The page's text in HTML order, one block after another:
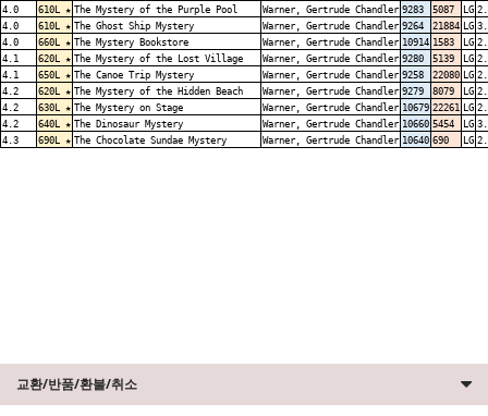
4.0
610L ★ The Mystery of the Purple Pool Warner, Gertrude Chandler 9283 5087 LG
4.0
610L ★ The Ghost Ship Mystery Warner, Gertrude Chandler 9264 21884 LG
4.0
660L ★ The Mystery Bookstore Warner, Gertrude Chandler 10914 1583 LG
4.1
620L ★ The Mystery of the Lost Village Warner, Gertrude Chandler 9280 5139 LG
4.1
650L ★ The Canoe Trip Mystery Warner, Gertrude Chandler 9258 22080 LG
4.2
620L ★ The Mystery of the Hidden Beach Warner, Gertrude Chandler 9279 8079 LG
4.2
630L ★ The Mystery on Stage Warner, Gertrude Chandler 10679 22261 LG
4.2
640L ★ The Dinosaur Mystery Warner, Gertrude Chandler 10660 5454 LG
4.3
690L ★ The Chocolate Sundae Mystery Warner, Gertrude Chandler 10640 690 LG
교환/반품/환불/취소